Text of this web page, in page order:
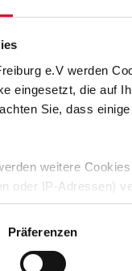
e.V werden
eingesetzt, die auf
Sie, dass
weitere
oder IP-Adressen)
aller
jeweils
werden nur
Präferenzen
damit dienstältester
den Freiburger
und
Daniel Wolf
weiterarbeiten zu
Tag für Tag sehr
Weg und führen
fort.“
Trainerbüro kommen
es ist mir eine